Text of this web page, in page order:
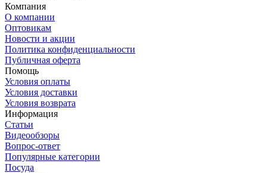
Компания
О компании
Оптовикам
Новости и акции
Политика конфиденциальности
Публичная оферта
Помощь
Условия оплаты
Условия доставки
Условия возврата
Информация
Статьи
Видеообзоры
Вопрос-ответ
Популярные категории
Посуда